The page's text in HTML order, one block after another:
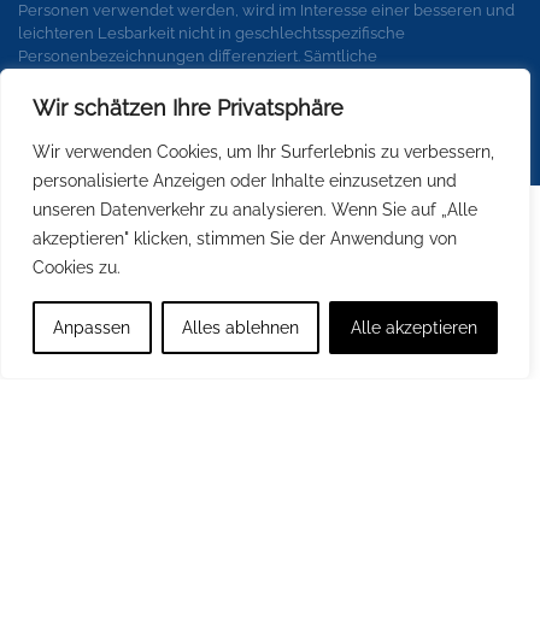
Wir schätzen Ihre Privatsphäre
Wir verwenden Cookies, um Ihr Surferlebnis zu verbessern,
personalisierte Anzeigen oder Inhalte einzusetzen und
unseren Datenverkehr zu analysieren. Wenn Sie auf „Alle
akzeptieren" klicken, stimmen Sie der Anwendung von
Cookies zu.
Anpassen Alles ablehnen Alle akzeptieren
Personen verwendet werden, wird im Interesse einer besseren und
leichteren Lesbarkeit nicht in geschlechtsspezifische
Personenbezeichnungen differenziert. Sämtliche
Geschlechter.